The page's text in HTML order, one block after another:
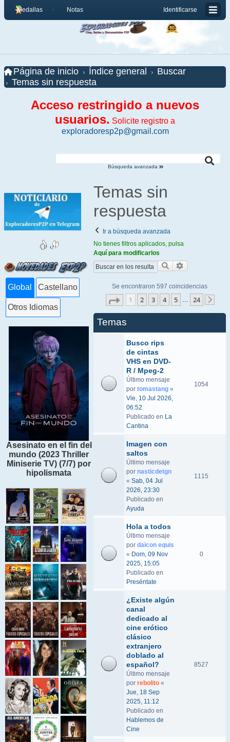
Identificarse
Medallas Notas
Página de inicio Índice general
Buscar
Temas sin respuesta
Acceso restringido a nuevos
usuarios. Solicite registro a
exploradoresp2p@gmail.com
Búsqueda avanzada
Global Castellano
Otros Idiomas
Asesinato en el fin del
mundo (2023 Thriller
Miniserie TV) (7/7) por
hipolismata
Temas sin
respuesta
Ir a búsqueda avanzada
No tienes filtros aplicados, pulsa
Aquí para modificarlos
Buscar
Se encontraron 597 coincidencias
Página de 24
1 2 3 4 5 … 24
Temas
Busco rips
de cintas
VHS en DVD-
R / Mpeg-2
Último mensaje
por tomastang «
Vie, 10 Jul 2026,
06:52
Publicado en La
Cantina
1054
Imagen con
saltos
Último mensaje
por nasticdetgn
« Sab, 04 Jul
2026, 23:30
Publicado en
Ayuda
1115
Hola a todos
Último mensaje
por daicon equis
« Dom, 09 Nov
2025, 15:05
Publicado en
Preséntate
0
¿Existe algún
canal
dedicado al
cine erótico
clásico
extranjero
doblado al
español?
Último mensaje
por rebolito «
Jue, 18 Sep
2025, 11:12
Publicado en
Hablemos de
Cine
8527